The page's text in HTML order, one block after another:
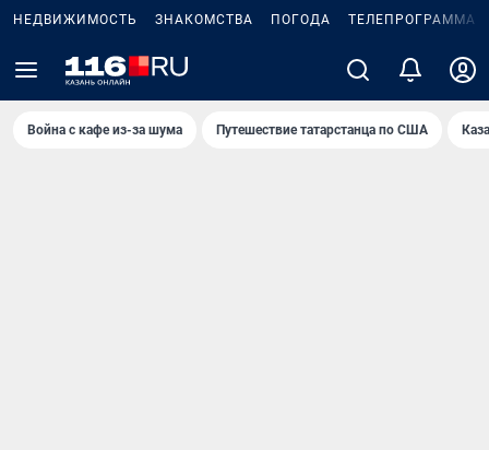
НЕДВИЖИМОСТЬ ЗНАКОМСТВА ПОГОДА ТЕЛЕПРОГРАММА
Война с кафе из-за шума Путешествие татарстанца по США